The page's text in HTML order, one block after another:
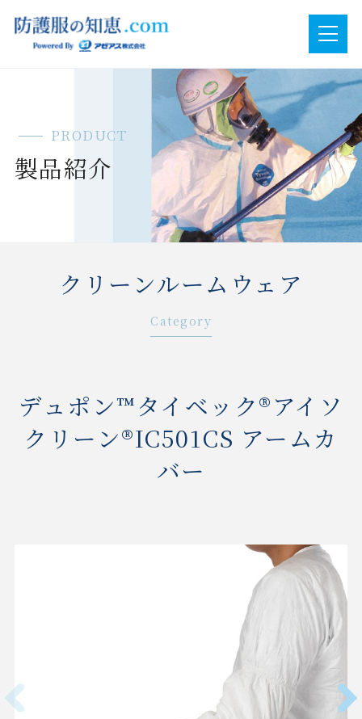
PRODUCT
製品紹介
クリーンルームウェア
Category
デュポン™タイベック®アイソ
クリーン®IC501CS アームカ
バー